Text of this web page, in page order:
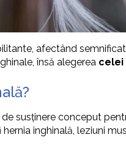
afectând
însă alegerea celei
susținere conceput
inghinală, leziuni